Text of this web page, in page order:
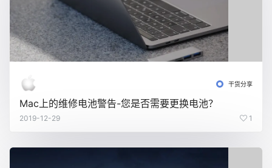
干货分享
Mac上的维修电池警告-您是否需要更换电池？
2019-12-29 1